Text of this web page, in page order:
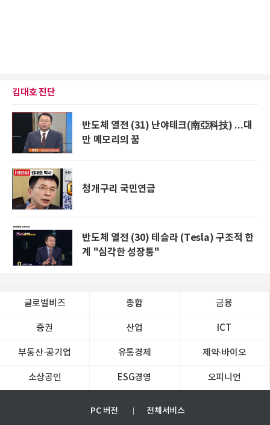
김대호 진단
반도체 열전 (31) 난야테크(南亞科技) ...대
만 메모리의 꿈
청개구리 국민연금
반도체 열전 (30) 테슬라 (Tesla) 구조적 한
계 "심각한 성장통"
글로벌비즈 종합 금융
증권 산업 ICT
부동산·공기업 유통경제 제약∙바이오
소상공인 ESG경영 오피니언
PC 버전 전체서비스